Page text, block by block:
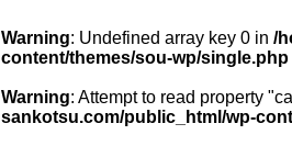
Warning: Undefined array key 0 in /
content/themes/sou-wp/single.php
Warning: Attempt to read property
sankotsu.com/public_html/wp-